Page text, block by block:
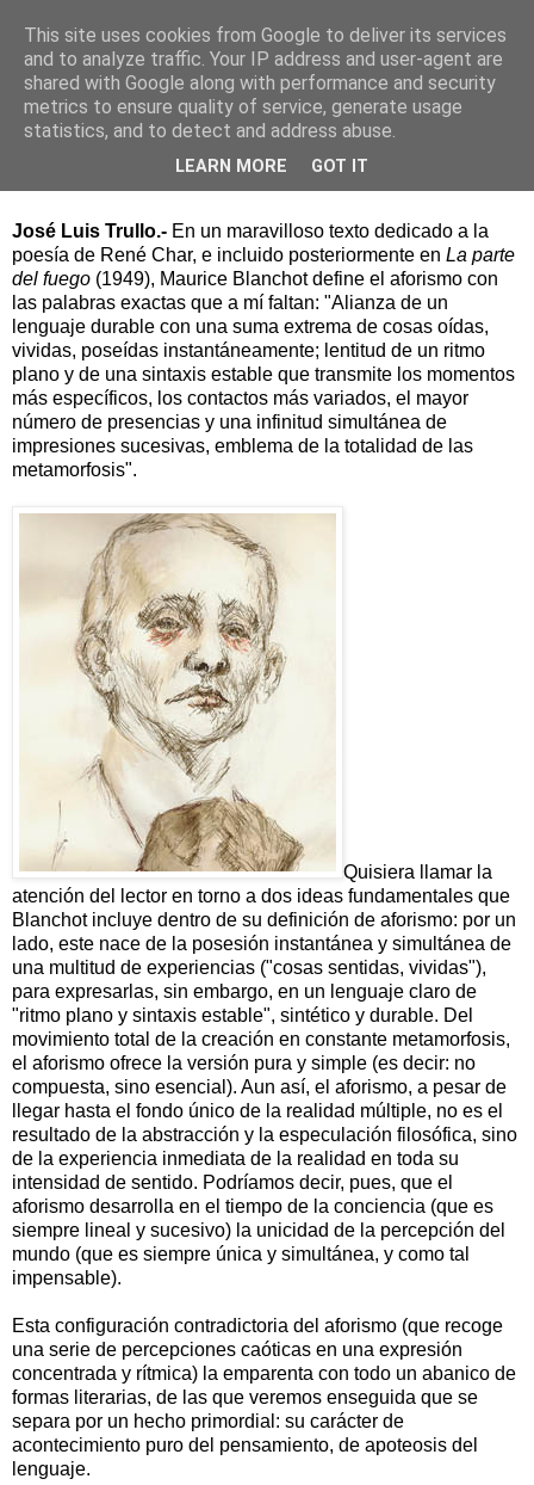
Blanchot y el aforismo como alianza
José Luis Trullo.- En un maravilloso texto dedicado a la
poesía de René Char, e incluido posteriormente en La parte
del fuego (1949), Maurice Blanchot define el aforismo con
las palabras exactas que a mí faltan: "Alianza de un
lenguaje durable con una suma extrema de cosas oídas,
vividas, poseídas instantáneamente; lentitud de un ritmo
plano y de una sintaxis estable que transmite los momentos
más específicos, los contactos más variados, el mayor
número de presencias y una infinitud simultánea de
impresiones sucesivas, emblema de la totalidad de las
metamorfosis".
Quisiera llamar la
atención del lector en torno a dos ideas fundamentales que
Blanchot incluye dentro de su definición de aforismo: por un
lado, este nace de la posesión instantánea y simultánea de
una multitud de experiencias ("cosas sentidas, vividas"),
para expresarlas, sin embargo, en un lenguaje claro de
"ritmo plano y sintaxis estable", sintético y durable. Del
movimiento total de la creación en constante metamorfosis,
el aforismo ofrece la versión pura y simple (es decir: no
compuesta, sino esencial). Aun así, el aforismo, a pesar de
llegar hasta el fondo único de la realidad múltiple, no es el
resultado de la abstracción y la especulación filosófica, sino
de la experiencia inmediata de la realidad en toda su
intensidad de sentido. Podríamos decir, pues, que el
aforismo desarrolla en el tiempo de la conciencia (que es
siempre lineal y sucesivo) la unicidad de la percepción del
mundo (que es siempre única y simultánea, y como tal
impensable).
Esta configuración contradictoria del aforismo (que recoge
una serie de percepciones caóticas en una expresión
concentrada y rítmica) la emparenta con todo un abanico de
formas literarias, de las que veremos enseguida que se
separa por un hecho primordial: su carácter de
acontecimiento puro del pensamiento, de apoteosis del
lenguaje.
This site uses cookies from Google to deliver its services
and to analyze traffic. Your IP address and user-agent are
shared with Google along with performance and security
metrics to ensure quality of service, generate usage
statistics, and to detect and address abuse.
LEARN MORE GOT IT